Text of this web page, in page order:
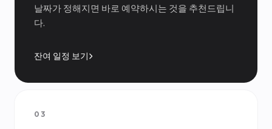
날짜가 정해지면 바로 예약하시는 것을 추천드립니
다.
잔여 일정 보기
03